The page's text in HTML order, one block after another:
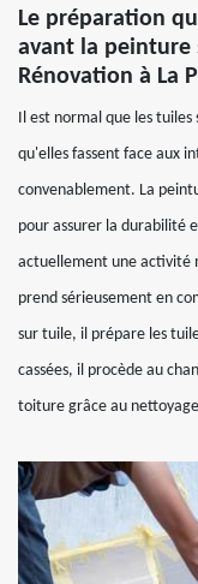
Le préparation
avant la peinture
Rénovation à La
Il est normal que les
qu'elles fassent face aux
convenablement. La
pour assurer la durabilité
actuellement une activité
prend sérieusement en
sur tuile, il prépare les
cassées, il procède au
toiture grâce au